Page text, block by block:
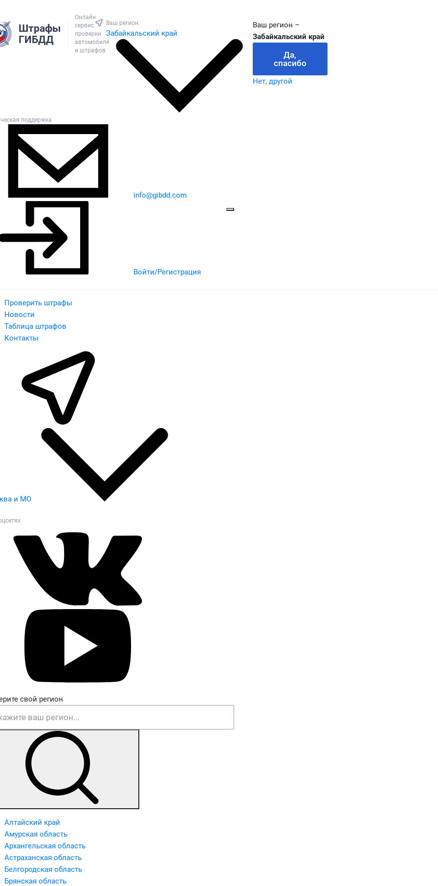
Штрафы
ГИБДД
Онлайн
сервис
проверки
автомобиля
и штрафов
Ваш регион:
Забайкальский край
Ваш регион –
Забайкальский край
Да,
спасибо
Нет, другой
поддержка
info@gibdd.com
Войти/Регистрация
Проверить штрафы
Новости
Таблица штрафов
Контакты
и МО
свой регион
Алтайский край
Амурская область
Архангельская область
Астраханская область
Белгородская область
Брянская область